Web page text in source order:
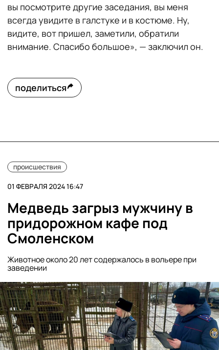
вы посмотрите другие заседания, вы меня
всегда увидите в галстуке и в костюме. Ну,
видите, вот пришел, заметили, обратили
внимание. Спасибо большое», — заключил он.
поделиться
происшествия
01 ФЕВРАЛЯ 2024 16:47
Медведь загрыз мужчину в
придорожном кафе под
Смоленском
Животное около 20 лет содержалось в вольере при
заведении